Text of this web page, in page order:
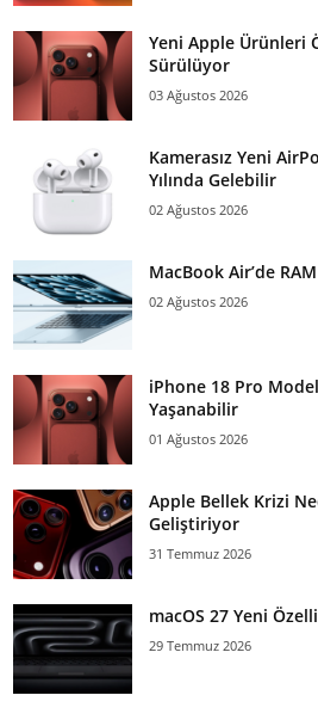
Yeni Apple Ürünleri
Sürülüyor
03 Ağustos 2026
Kamerasız Yeni
Yılında Gelebilir
02 Ağustos 2026
MacBook Air’de
02 Ağustos 2026
iPhone 18 Pro
Yaşanabilir
01 Ağustos 2026
Apple Bellek Krizi
Geliştiriyor
31 Temmuz 2026
macOS 27 Yeni
29 Temmuz 2026